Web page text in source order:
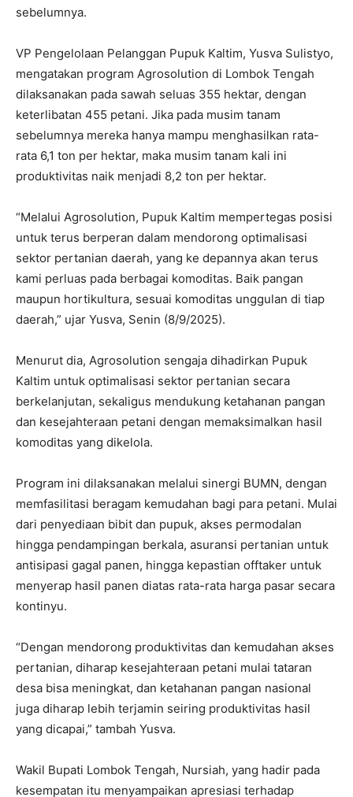
sebelumnya.
VP Pengelolaan Pelanggan Pupuk Kaltim, Yusva Sulistyo,
mengatakan program Agrosolution di Lombok Tengah
dilaksanakan pada sawah seluas 355 hektar, dengan
keterlibatan 455 petani. Jika pada musim tanam
sebelumnya mereka hanya mampu menghasilkan rata-
rata 6,1 ton per hektar, maka musim tanam kali ini
produktivitas naik menjadi 8,2 ton per hektar.
“Melalui Agrosolution, Pupuk Kaltim mempertegas posisi
untuk terus berperan dalam mendorong optimalisasi
sektor pertanian daerah, yang ke depannya akan terus
kami perluas pada berbagai komoditas. Baik pangan
maupun hortikultura, sesuai komoditas unggulan di tiap
daerah,” ujar Yusva, Senin (8/9/2025).
Menurut dia, Agrosolution sengaja dihadirkan Pupuk
Kaltim untuk optimalisasi sektor pertanian secara
berkelanjutan, sekaligus mendukung ketahanan pangan
dan kesejahteraan petani dengan memaksimalkan hasil
komoditas yang dikelola.
Program ini dilaksanakan melalui sinergi BUMN, dengan
memfasilitasi beragam kemudahan bagi para petani. Mulai
dari penyediaan bibit dan pupuk, akses permodalan
hingga pendampingan berkala, asuransi pertanian untuk
antisipasi gagal panen, hingga kepastian offtaker untuk
menyerap hasil panen diatas rata-rata harga pasar secara
kontinyu.
“Dengan mendorong produktivitas dan kemudahan akses
pertanian, diharap kesejahteraan petani mulai tataran
desa bisa meningkat, dan ketahanan pangan nasional
juga diharap lebih terjamin seiring produktivitas hasil
yang dicapai,” tambah Yusva.
Wakil Bupati Lombok Tengah, Nursiah, yang hadir pada
kesempatan itu menyampaikan apresiasi terhadap